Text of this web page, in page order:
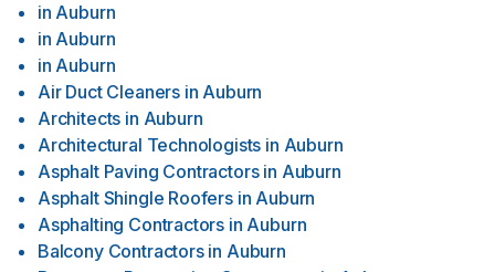
in Auburn
in Auburn
in Auburn
Air Duct Cleaners in Auburn
Architects in Auburn
Architectural Technologists in Auburn
Asphalt Paving Contractors in Auburn
Asphalt Shingle Roofers in Auburn
Asphalting Contractors in Auburn
Balcony Contractors in Auburn